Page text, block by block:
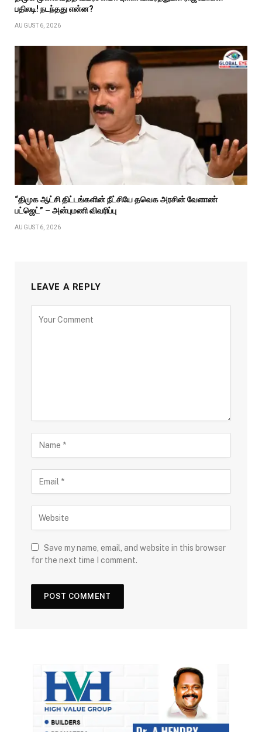
பதிலடி! நடந்தது என்ன?
AUGUST 6, 2026
“திமுக ஆட்சி திட்டங்களின் நீட்சியே தவெக அரசின் வேளாண்
பட்ஜெட்” – அன்புமணி விவரிப்பு
AUGUST 6, 2026
LEAVE A REPLY
Save my name, email, and website in this browser
for the next time I comment.